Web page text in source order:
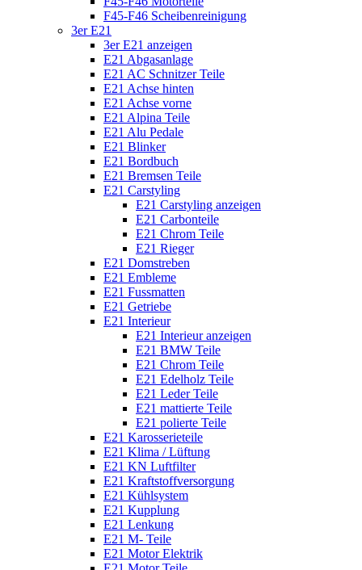
F45-F46 Scheibenreinigung
3er E21
3er E21 anzeigen
E21 Abgasanlage
E21 AC Schnitzer Teile
E21 Achse hinten
E21 Achse vorne
E21 Alpina Teile
E21 Alu Pedale
E21 Blinker
E21 Bordbuch
E21 Bremsen Teile
E21 Carstyling
E21 Carstyling anzeigen
E21 Carbonteile
E21 Chrom Teile
E21 Rieger
E21 Domstreben
E21 Embleme
E21 Fussmatten
E21 Getriebe
E21 Interieur
E21 Interieur anzeigen
E21 BMW Teile
E21 Chrom Teile
E21 Edelholz Teile
E21 Leder Teile
E21 mattierte Teile
E21 polierte Teile
E21 Karosserieteile
E21 Klima / Lüftung
E21 KN Luftfilter
E21 Kraftstoffversorgung
E21 Kühlsystem
E21 Kupplung
E21 Lenkung
E21 M- Teile
E21 Motor Elektrik